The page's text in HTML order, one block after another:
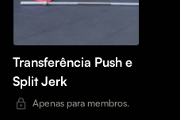
Transferência Push e
Split Jerk
Apenas para membros.